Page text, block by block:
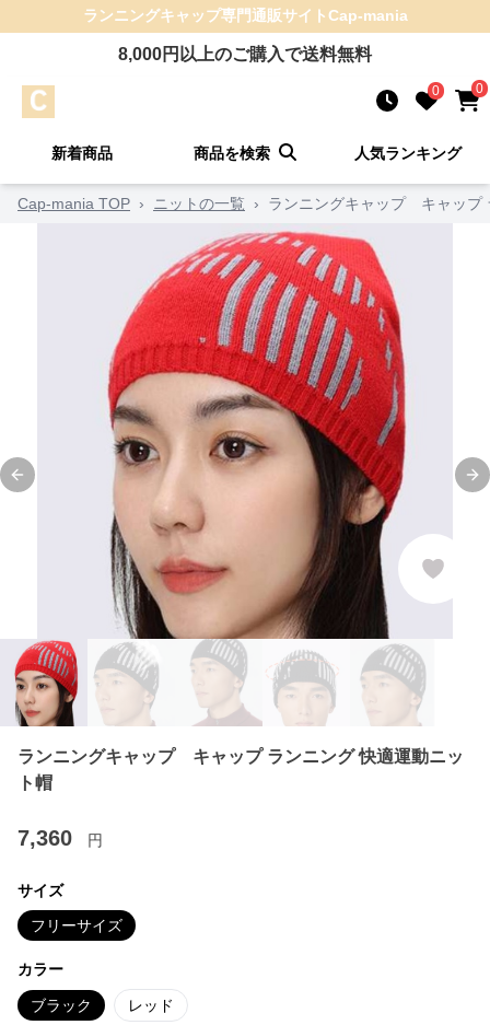
ランニングキャップ専門通販サイトCap-mania
8,000円以上のご購入で送料無料
0 0
新着商品 商品を検索 人気ランキング
Cap-mania TOP › ニットの一覧 › ランニングキャップ キャップ
Previous slide
ランニングキャップ キャップ ランニング 快適運動ニッ
ト帽
7,360 円
サイズ
フリーサイズ
カラー
ブラック レッド